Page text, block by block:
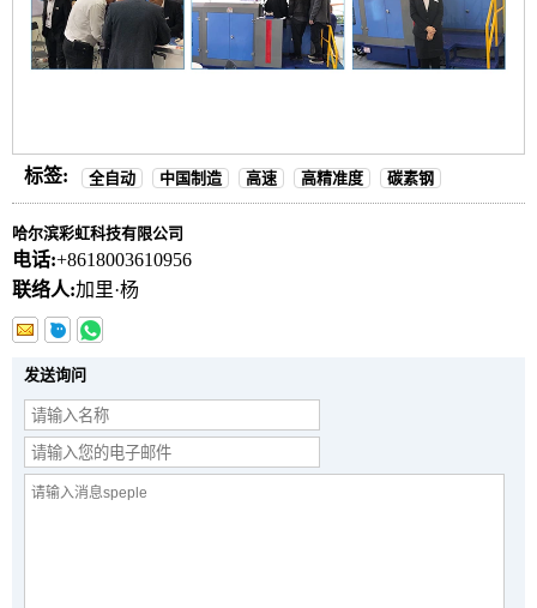
标签: 全自动 中国制造 高速 高精准度 碳素钢
哈尔滨彩虹科技有限公司
电话:+8618003610956
联络人:加里·杨
发送询问